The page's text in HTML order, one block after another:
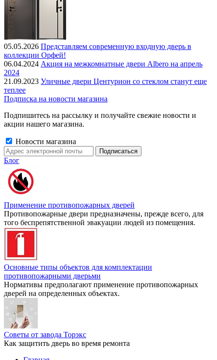
05.05.2026 Представляем современную входную дверь в
коллекции Орфей!
06.04.2024 Акция на межкомнатные двери Albero на апрель
2024
21.09.2023 Уличные двери Центурион со стеклом станут еще
теплее
Подписка на новости магазина
Подпишитесь на рассылку и получайте свежие новости и
акции нашего магазина.
Новости магазина
Блог
Применение противопожарных дверей
Противопожарные двери предназначены, прежде всего, для
того беспрепятственной эвакуации людей из помещения.
Основные типы объектов для комплектации
противопожарными дверьми
Нормативы предполагают применение противопожарных
дверей на определенных объектах.
Советы от завода Торэкс
Как защитить дверь во время ремонта